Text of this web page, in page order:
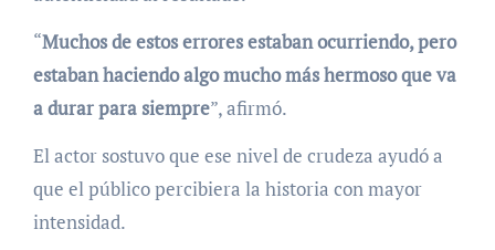
“Muchos de estos errores estaban ocurriendo, pero
estaban haciendo algo mucho más hermoso que va
a durar para siempre”, afirmó.
El actor sostuvo que ese nivel de crudeza ayudó a
que el público percibiera la historia con mayor
intensidad.